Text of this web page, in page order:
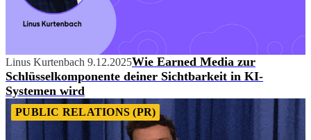
Linus Kurtenbach 9.12.2025Wie Earned Media zur
Schlüsselkomponente deiner Sichtbarkeit in KI-
Systemen wird
PUBLIC RELATIONS (PR)